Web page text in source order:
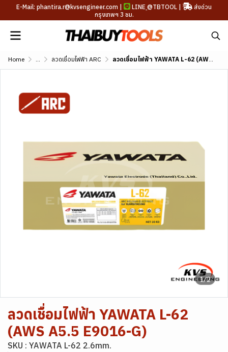
E-Mail: phantira.r@kvsengineer.com | LINE @TBTOOL |
ส่งด่วน
กรุงเทพฯ 3 ชม.
Home ... ลวดเชื่อมไฟฟ้า ARC ลวดเชื่อมไฟฟ้า YAWATA L-62 (AWS A5.5 E9016-G)
1/2
ลวดเชื่อมไฟฟ้า YAWATA L-62
(AWS A5.5 E9016-G)
SKU : YAWATA L-62 2.6mm.